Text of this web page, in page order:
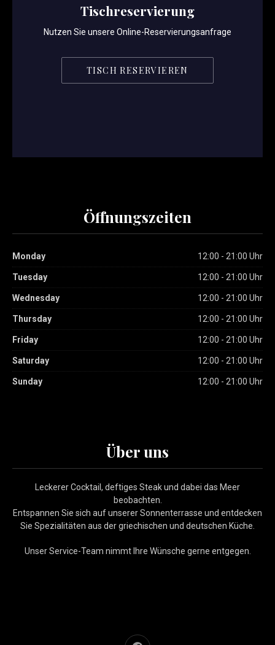
Tischreservierung
Nutzen Sie unsere Online-Reservierungsanfrage
TISCH RESERVIEREN
Öffnungszeiten
Monday 12:00 - 21:00 Uhr
Tuesday 12:00 - 21:00 Uhr
Wednesday 12:00 - 21:00 Uhr
Thursday 12:00 - 21:00 Uhr
Friday 12:00 - 21:00 Uhr
Saturday 12:00 - 21:00 Uhr
Sunday 12:00 - 21:00 Uhr
Über uns
Leckerer Cocktail, deftiges Steak und dabei das Meer
beobachten.
Entspannen Sie sich auf unserer Sonnenterrasse und entdecken
Sie Spezialitäten aus der griechischen und deutschen Küche.
Unser Service-Team nimmt Ihre Wünsche gerne entgegen.